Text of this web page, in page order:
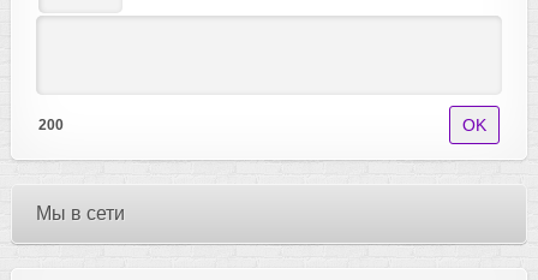
200
Мы в сети